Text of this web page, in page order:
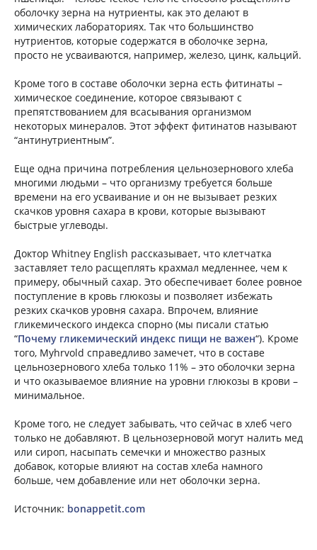
оболочку зерна на нутриенты, как это делают в
химических лабораториях. Так что большинство
нутриентов, которые содержатся в оболочке зерна,
просто не усваиваются, например, железо, цинк, кальций.
Кроме того в составе оболочки зерна есть фитинаты –
химическое соединение, которое связывают с
препятствованием для всасывания организмом
некоторых минералов. Этот эффект фитинатов называют
“антинутриентным”.
Еще одна причина потребления цельнозернового хлеба
многими людьми – что организму требуется больше
времени на его усваивание и он не вызывает резких
скачков уровня сахара в крови, которые вызывают
быстрые углеводы.
Доктор Whitney English рассказывает, что клетчатка
заставляет тело расщеплять крахмал медленнее, чем к
примеру, обычный сахар. Это обеспечивает более ровное
поступление в кровь глюкозы и позволяет избежать
резких скачков уровня сахара. Впрочем, влияние
гликемического индекса спорно (мы писали статью
“Почему гликемический индекс пищи не важен“). Кроме
того, Myhrvold справедливо замечет, что в составе
цельнозернового хлеба только 11% – это оболочки зерна
и что оказываемое влияние на уровни глюкозы в крови –
минимальное.
Кроме того, не следует забывать, что сейчас в хлеб чего
только не добавляют. В цельнозерновой могут налить мед
или сироп, насыпать семечки и множество разных
добавок, которые влияют на состав хлеба намного
больше, чем добавление или нет оболочки зерна.
Источник: bonappetit.com